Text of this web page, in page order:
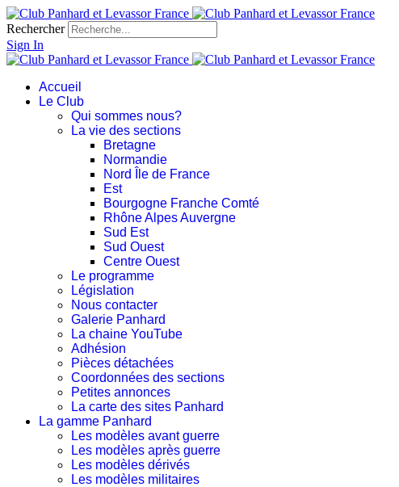
Rechercher
Sign In
Accueil
Le Club
Qui sommes nous?
La vie des sections
Bretagne
Normandie
Nord Île de France
Est
Bourgogne Franche Comté
Rhône Alpes Auvergne
Sud Est
Sud Ouest
Centre Ouest
Le programme
Législation
Nous contacter
Galerie Panhard
La chaine YouTube
Adhésion
Pièces détachées
Coordonnées des sections
Petites annonces
La carte des sites Panhard
La gamme Panhard
Les modèles avant guerre
Les modèles après guerre
Les modèles dérivés
Les modèles militaires